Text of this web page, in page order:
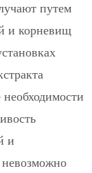
путем
и корневищ
и